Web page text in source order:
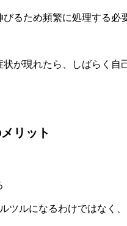
るため頻繁に処理する
が現れたら、しばらく
リット
ツルになるわけではなく